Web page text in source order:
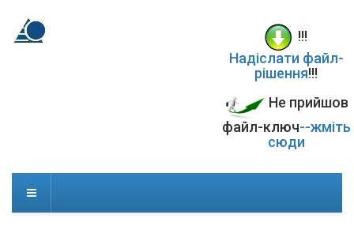
!!!
Надіслати файл-
рішення!!!
Не прийшов
файл-ключ--жміть
сюди